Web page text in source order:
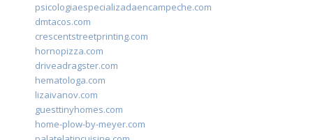
psicologiaespecializadaencampeche.com
dmtacos.com
crescentstreetprinting.com
hornopizza.com
driveadragster.com
hematologa.com
lizaivanov.com
guesttinyhomes.com
home-plow-by-meyer.com